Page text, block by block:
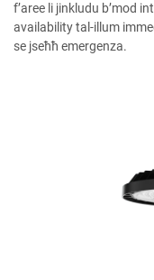
f’aree li jinkludu b’mod
availability tal-illum
se jseħħ emergenza.